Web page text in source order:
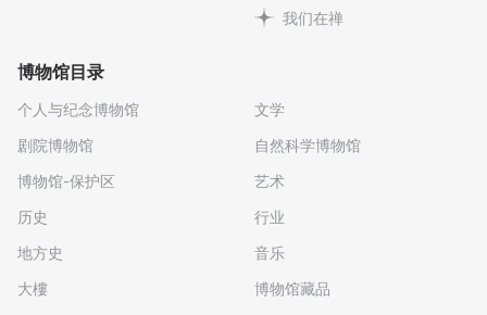
我们在禅
博物馆目录
个人与纪念博物馆
剧院博物馆
博物馆-保护区
历史
地方史
大樓
文学
自然科学博物馆
艺术
行业
音乐
博物馆藏品